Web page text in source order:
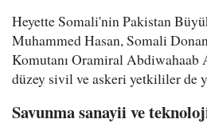
Heyette Somali'nin Pakistan
Muhammed Hasan, Somali
Komutanı Oramiral
düzey sivil ve askeri yetkililer de
Savunma sanayii ve